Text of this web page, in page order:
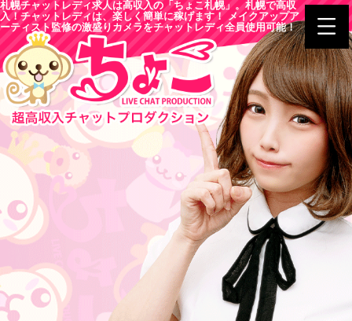
札幌チャットレディ求人は高収入の「ちょこ札幌」。札幌で高収
入！チャットレディは、楽しく簡単に稼げます！ メイクアップア
ーティスト監修の激盛りカメラをチャットレディ全員使用可能！